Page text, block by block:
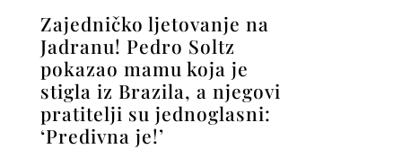
Zajedničko ljetovanje na
Jadranu! Pedro Soltz
pokazao mamu koja je
stigla iz Brazila, a njegovi
pratitelji su jednoglasni:
‘Predivna je!’